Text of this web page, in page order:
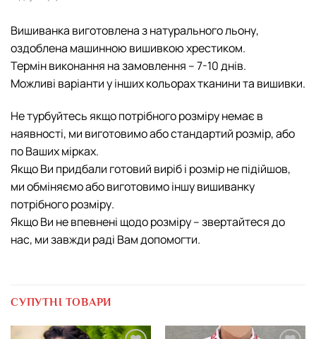
Вишиванка виготовлена з натурального льону,
оздоблена машинною вишивкою хрестиком.
Термін виконання на замовлення – 7-10 днів.
Можливі варіанти у інших кольорах тканини та вишивки.
Не турбуйтесь якщо потрібного розміру немає в
наявності, ми виготовимо або стандартий розмір, або
по Ваших мірках.
Якщо Ви придбали готовий виріб і розмір не підійшов,
ми обміняємо або виготовимо іншу вишиванку
потрібного розміру.
Якщо Ви не впевнені щодо розміру – звертайтеся до
нас, ми завжди раді Вам допомогти.
СУПУТНІ ТОВАРИ